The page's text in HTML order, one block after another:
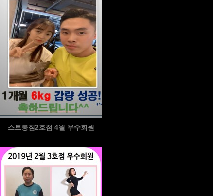
스트롱짐2호점 4월 우수회원